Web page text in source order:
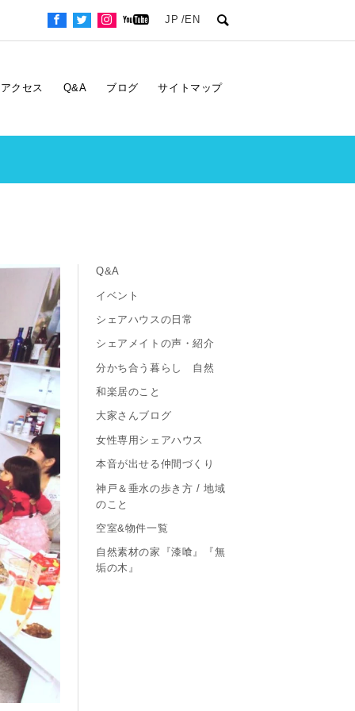
JP EN
アクセス Q&A ブログ サイトマップ
Q&A
イベント
シェアハウスの日常
シェアメイトの声・紹介
分かち合う暮らし 自然
和楽居のこと
大家さんブログ
女性専用シェアハウス
本音が出せる仲間づくり
神戸＆垂水の歩き方 / 地域
のこと
空室&物件一覧
自然素材の家『漆喰』『無
垢の木』